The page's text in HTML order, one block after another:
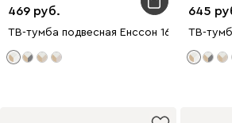
469
ТВ-тумба подвесная Енссон 160x30 Белый
645
ТВ-